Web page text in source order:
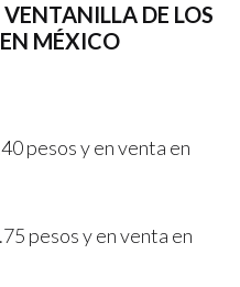
DE LOS
MÉXICO
pesos y en venta en
pesos y en venta en